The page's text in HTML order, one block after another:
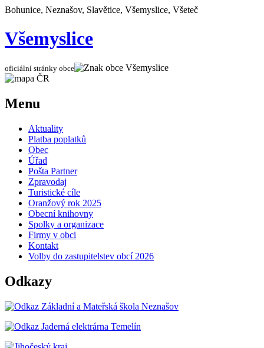
Bohunice, Neznašov, Slavětice, Všemyslice, Všeteč
Všemyslice
oficiální stránky obce
Menu
Aktuality
Platba poplatků
Obec
Úřad
Pošta Partner
Zpravodaj
Turistické cíle
Oranžový rok 2025
Obecní knihovny
Spolky a organizace
Firmy v obci
Kontakt
Volby do zastupitelstev obcí 2026
Odkazy